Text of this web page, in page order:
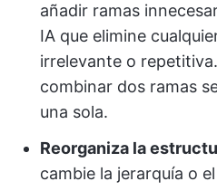
añadir ramas
IA que elimine
irrelevante o
combinar dos ramas
una sola.
Reorganiza la
cambie la jerarquía o